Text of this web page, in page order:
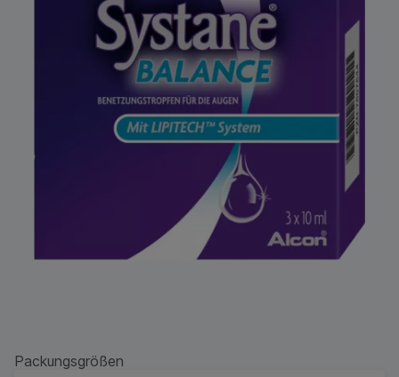
Packungsgrößen